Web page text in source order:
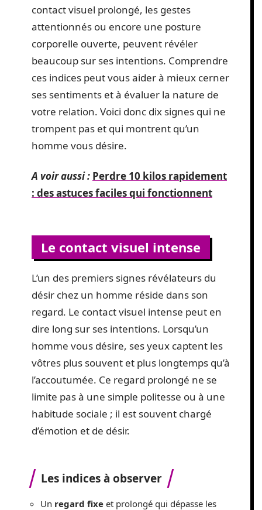
contact visuel prolongé, les gestes
attentionnés ou encore une posture
corporelle ouverte, peuvent révéler
beaucoup sur ses intentions. Comprendre
ces indices peut vous aider à mieux cerner
ses sentiments et à évaluer la nature de
votre relation. Voici donc dix signes qui ne
trompent pas et qui montrent qu’un
homme vous désire.
A voir aussi : Perdre 10 kilos rapidement
: des astuces faciles qui fonctionnent
Le contact visuel intense
L’un des premiers signes révélateurs du
désir chez un homme réside dans son
regard. Le contact visuel intense peut en
dire long sur ses intentions. Lorsqu’un
homme vous désire, ses yeux captent les
vôtres plus souvent et plus longtemps qu’à
l’accoutumée. Ce regard prolongé ne se
limite pas à une simple politesse ou à une
habitude sociale ; il est souvent chargé
d’émotion et de désir.
Les indices à observer
Un regard fixe et prolongé qui dépasse les